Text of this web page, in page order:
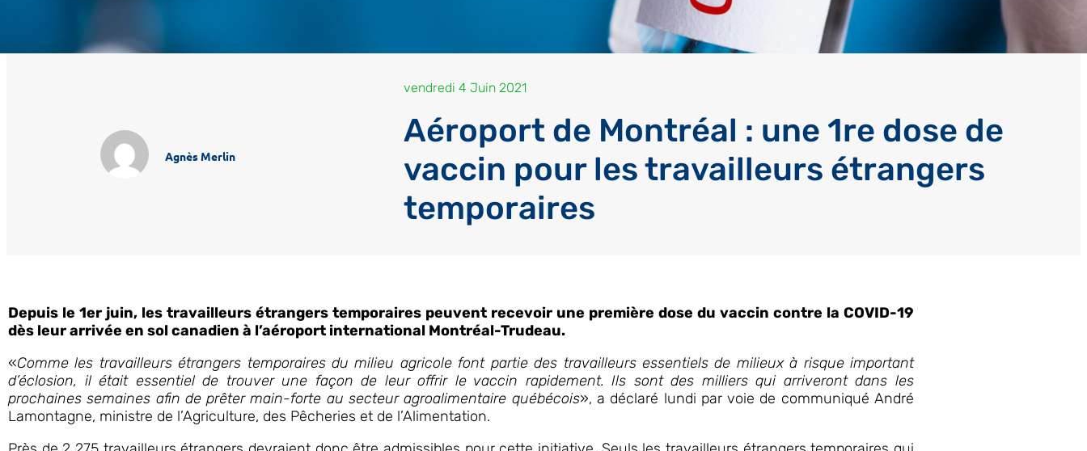
Agnès Merlin
vendredi 4 Juin 2021
Aéroport de Montréal : une 1re dose de
vaccin pour les travailleurs étrangers
temporaires
Depuis le 1er juin, les travailleurs étrangers temporaires peuvent recevoir une première dose du vaccin contre la COVID-19
dès leur arrivée en sol canadien à l’aéroport international Montréal-Trudeau.
«Comme les travailleurs étrangers temporaires du milieu agricole font partie des travailleurs essentiels de milieux à risque important
d’éclosion, il était essentiel de trouver une façon de leur offrir le vaccin rapidement. Ils sont des milliers qui arriveront dans les
prochaines semaines afin de prêter main-forte au secteur agroalimentaire québécois», a déclaré lundi par voie de communiqué André
Lamontagne, ministre de l’Agriculture, des Pêcheries et de l’Alimentation.